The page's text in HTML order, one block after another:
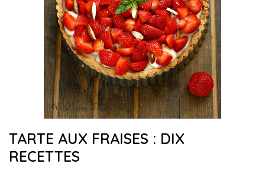
TARTE AUX FRAISES : DIX
RECETTES